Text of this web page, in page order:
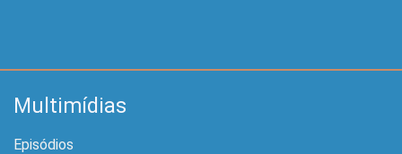
Multimídias
Episódios